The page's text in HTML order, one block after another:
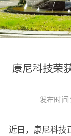
康尼科技荣
发布时间
近日，康尼科技